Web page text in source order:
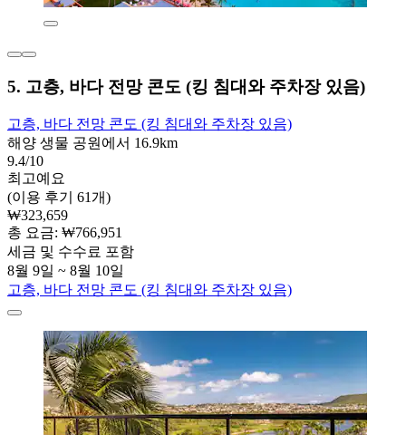
5. 고층, 바다 전망 콘도 (킹 침대와 주차장 있음)
고층, 바다 전망 콘도 (킹 침대와 주차장 있음)
해양 생물 공원에서 16.9km
9.4/10
최고예요
(이용 후기 61개)
₩323,659
총 요금: ₩766,951
세금 및 수수료 포함
8월 9일 ~ 8월 10일
고층, 바다 전망 콘도 (킹 침대와 주차장 있음)